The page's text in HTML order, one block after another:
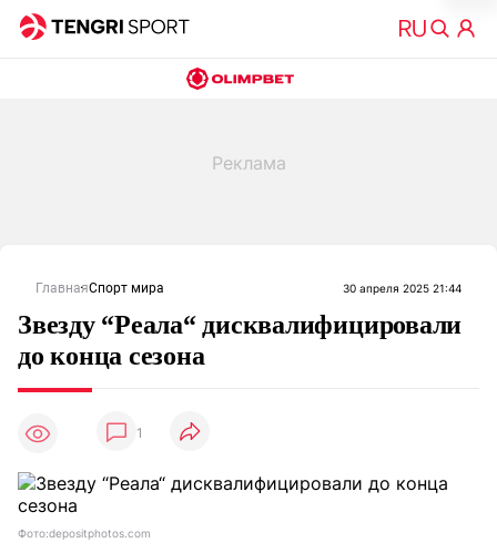
ГлавнаяСпорт мира 30 апреля 2025 21:44
Звезду “Реала“ дисквалифицировали
до конца сезона
1
Фото:depositphotos.com